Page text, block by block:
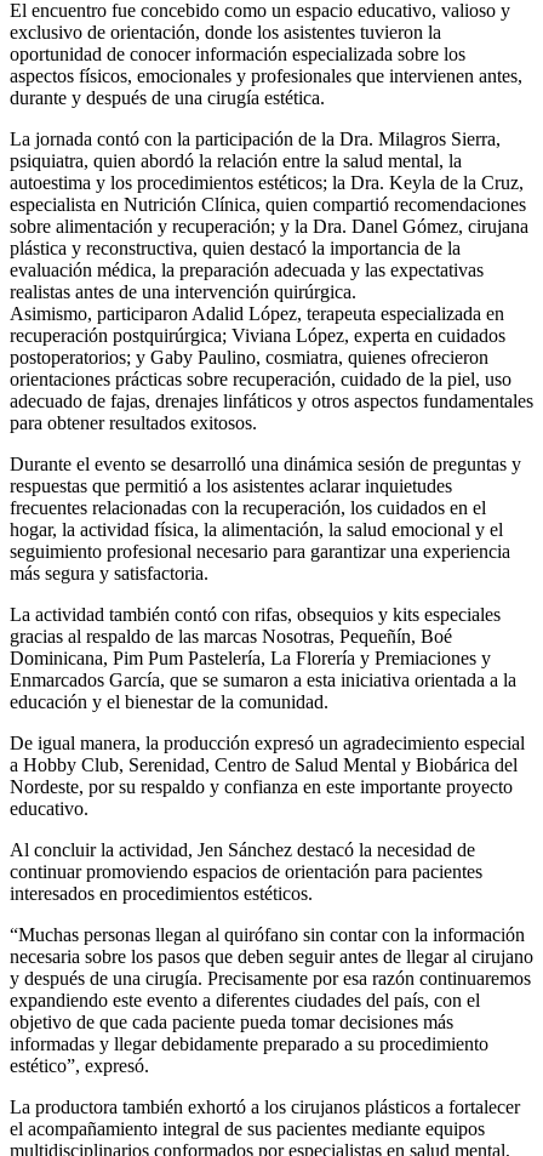
El encuentro fue concebido como un espacio educativo, valioso y
exclusivo de orientación, donde los asistentes tuvieron la
oportunidad de conocer información especializada sobre los
aspectos físicos, emocionales y profesionales que intervienen antes,
durante y después de una cirugía estética.
La jornada contó con la participación de la Dra. Milagros Sierra,
psiquiatra, quien abordó la relación entre la salud mental, la
autoestima y los procedimientos estéticos; la Dra. Keyla de la Cruz,
especialista en Nutrición Clínica, quien compartió recomendaciones
sobre alimentación y recuperación; y la Dra. Danel Gómez, cirujana
plástica y reconstructiva, quien destacó la importancia de la
evaluación médica, la preparación adecuada y las expectativas
realistas antes de una intervención quirúrgica.
Asimismo, participaron Adalid López, terapeuta especializada en
recuperación postquirúrgica; Viviana López, experta en cuidados
postoperatorios; y Gaby Paulino, cosmiatra, quienes ofrecieron
orientaciones prácticas sobre recuperación, cuidado de la piel, uso
adecuado de fajas, drenajes linfáticos y otros aspectos fundamentales
para obtener resultados exitosos.
Durante el evento se desarrolló una dinámica sesión de preguntas y
respuestas que permitió a los asistentes aclarar inquietudes
frecuentes relacionadas con la recuperación, los cuidados en el
hogar, la actividad física, la alimentación, la salud emocional y el
seguimiento profesional necesario para garantizar una experiencia
más segura y satisfactoria.
La actividad también contó con rifas, obsequios y kits especiales
gracias al respaldo de las marcas Nosotras, Pequeñín, Boé
Dominicana, Pim Pum Pastelería, La Florería y Premiaciones y
Enmarcados García, que se sumaron a esta iniciativa orientada a la
educación y el bienestar de la comunidad.
De igual manera, la producción expresó un agradecimiento especial
a Hobby Club, Serenidad, Centro de Salud Mental y Biobárica del
Nordeste, por su respaldo y confianza en este importante proyecto
educativo.
Al concluir la actividad, Jen Sánchez destacó la necesidad de
continuar promoviendo espacios de orientación para pacientes
interesados en procedimientos estéticos.
“Muchas personas llegan al quirófano sin contar con la información
necesaria sobre los pasos que deben seguir antes de llegar al cirujano
y después de una cirugía. Precisamente por esa razón continuaremos
expandiendo este evento a diferentes ciudades del país, con el
objetivo de que cada paciente pueda tomar decisiones más
informadas y llegar debidamente preparado a su procedimiento
estético”, expresó.
La productora también exhortó a los cirujanos plásticos a fortalecer
el acompañamiento integral de sus pacientes mediante equipos
multidisciplinarios conformados por especialistas en salud mental,